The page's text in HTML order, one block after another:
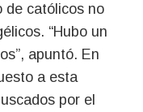
de católicos no
“Hubo un
apuntó. En
a esta
por el